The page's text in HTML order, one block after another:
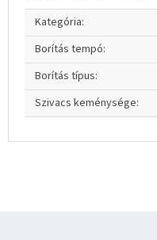
Kategória:
Borítás tempó:
Borítás típus:
Szivacs keménysége: